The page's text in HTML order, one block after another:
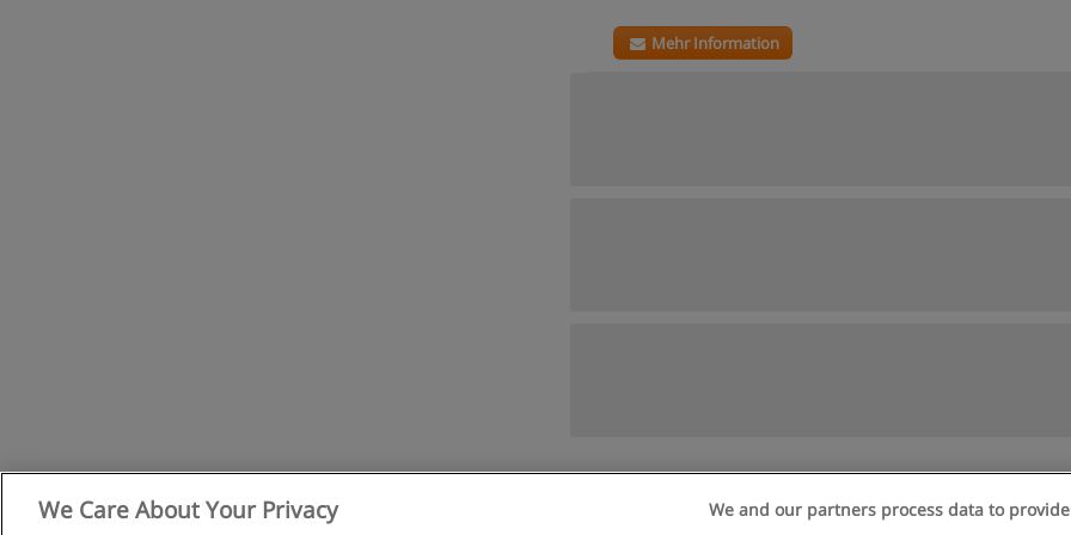
Mehr Information
We Care About Your Privacy We and our partners process data to